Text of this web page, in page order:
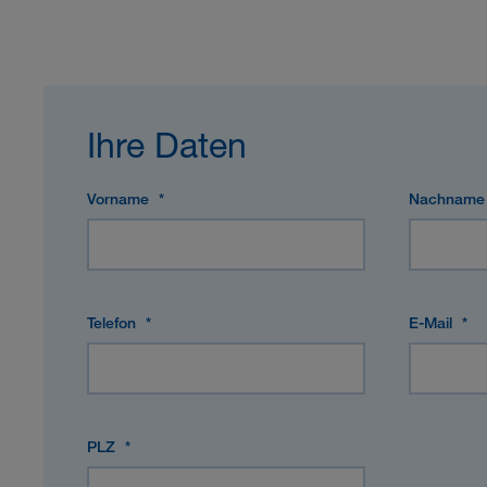
Ihre Daten
Vorname *
Telefon * E-Mail *
PLZ *